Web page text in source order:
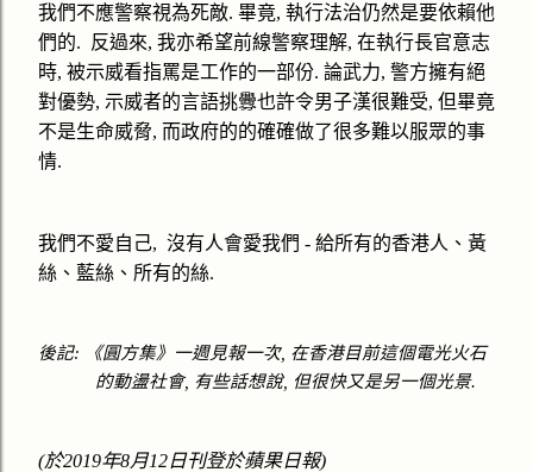
我們不應警察視為死敵. 畢竟, 執行法治仍然是要依賴他
們的. 反過來, 我亦希望前線警察理解, 在執行長官意志
時, 被示威看指罵是工作的一部份. 論武力, 警方擁有絕
對優勢, 示威者的言語挑釁也許令男子漢很難受, 但畢竟
不是生命威脅, 而政府的的確確做了很多難以服眾的事
情.
我們不愛自己, 沒有人會愛我們 - 給所有的香港人、黃
絲、藍絲、所有的絲.
後記: 《圓方集》一週見報一次, 在香港目前這個電光火石
的動盪社會, 有些話想說, 但很快又是另一個光景.
(於2019年8月12日刊登於蘋果日報)